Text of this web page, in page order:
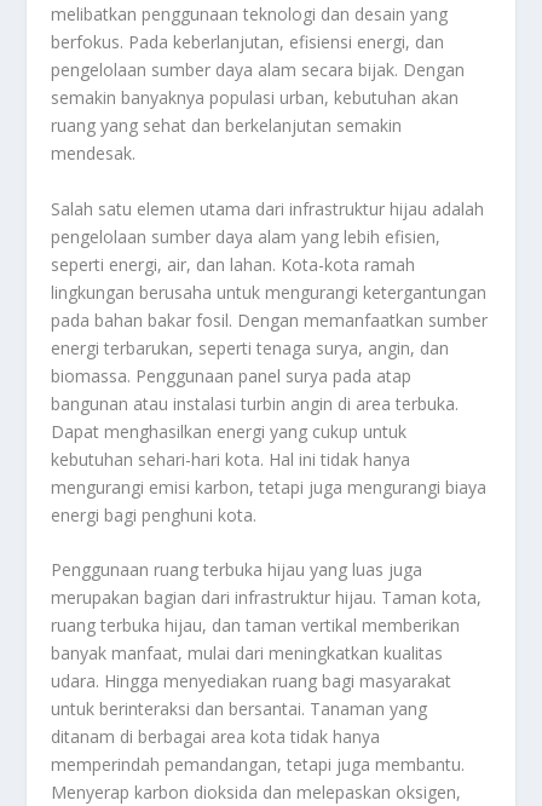
melibatkan penggunaan teknologi dan desain yang
berfokus. Pada keberlanjutan, efisiensi energi, dan
pengelolaan sumber daya alam secara bijak. Dengan
semakin banyaknya populasi urban, kebutuhan akan
ruang yang sehat dan berkelanjutan semakin
mendesak.
Salah satu elemen utama dari infrastruktur hijau adalah
pengelolaan sumber daya alam yang lebih efisien,
seperti energi, air, dan lahan. Kota-kota ramah
lingkungan berusaha untuk mengurangi ketergantungan
pada bahan bakar fosil. Dengan memanfaatkan sumber
energi terbarukan, seperti tenaga surya, angin, dan
biomassa. Penggunaan panel surya pada atap
bangunan atau instalasi turbin angin di area terbuka.
Dapat menghasilkan energi yang cukup untuk
kebutuhan sehari-hari kota. Hal ini tidak hanya
mengurangi emisi karbon, tetapi juga mengurangi biaya
energi bagi penghuni kota.
Penggunaan ruang terbuka hijau yang luas juga
merupakan bagian dari infrastruktur hijau. Taman kota,
ruang terbuka hijau, dan taman vertikal memberikan
banyak manfaat, mulai dari meningkatkan kualitas
udara. Hingga menyediakan ruang bagi masyarakat
untuk berinteraksi dan bersantai. Tanaman yang
ditanam di berbagai area kota tidak hanya
memperindah pemandangan, tetapi juga membantu.
Menyerap karbon dioksida dan melepaskan oksigen,